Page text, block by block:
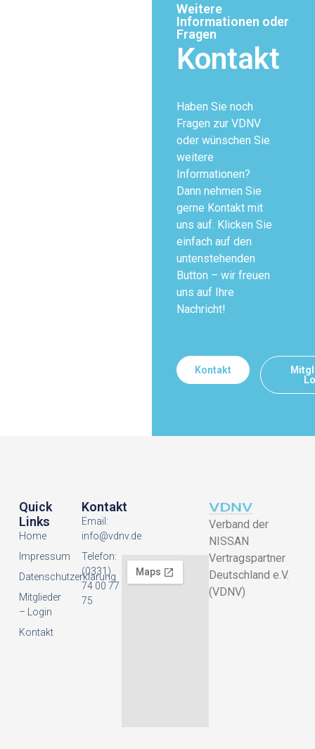
Weitere
Informationen oder
Fragen
Kontakt
Haben Sie noch
Fragen zur VDNV
oder wünschen Sie
weitere
Informationen?
Dann nehmen Sie
gerne Kontakt mit
uns auf. Klicken Sie
einfach auf den
untenstehenden
Button – wir freuen
uns auf Ihre
Nachricht!
Kontakt
Verband der
NISSAN
Vertragspartner
Deutschland e.V.
(VDNV)
Quick
Links
Home
Impressum
Datenschutzerklarung
Mitglieder
– Login
Kontakt
Kontakt
Email:
info@vdnv.de
Telefon:
(0331)
74 00 77
75